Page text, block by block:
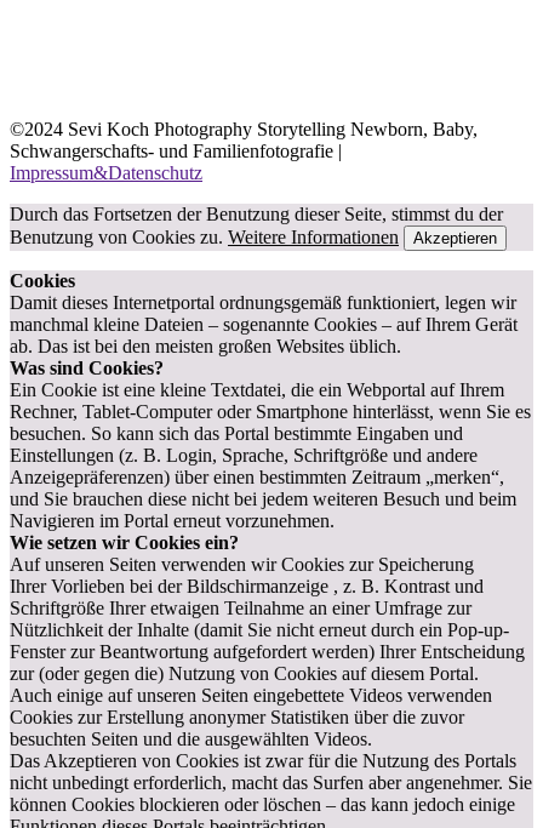
©2024 Sevi Koch Photography Storytelling Newborn, Baby,
Schwangerschafts- und Familienfotografie |
Impressum&Datenschutz
Durch das Fortsetzen der Benutzung dieser Seite, stimmst du der
Benutzung von Cookies zu. Weitere Informationen Akzeptieren
Cookies
Damit dieses Internetportal ordnungsgemäß funktioniert, legen wir
manchmal kleine Dateien – sogenannte Cookies – auf Ihrem Gerät
ab. Das ist bei den meisten großen Websites üblich.
Was sind Cookies?
Ein Cookie ist eine kleine Textdatei, die ein Webportal auf Ihrem
Rechner, Tablet-Computer oder Smartphone hinterlässt, wenn Sie es
besuchen. So kann sich das Portal bestimmte Eingaben und
Einstellungen (z. B. Login, Sprache, Schriftgröße und andere
Anzeigepräferenzen) über einen bestimmten Zeitraum „merken“,
und Sie brauchen diese nicht bei jedem weiteren Besuch und beim
Navigieren im Portal erneut vorzunehmen.
Wie setzen wir Cookies ein?
Auf unseren Seiten verwenden wir Cookies zur Speicherung
Ihrer Vorlieben bei der Bildschirmanzeige , z. B. Kontrast und
Schriftgröße Ihrer etwaigen Teilnahme an einer Umfrage zur
Nützlichkeit der Inhalte (damit Sie nicht erneut durch ein Pop-up-
Fenster zur Beantwortung aufgefordert werden) Ihrer Entscheidung
zur (oder gegen die) Nutzung von Cookies auf diesem Portal.
Auch einige auf unseren Seiten eingebettete Videos verwenden
Cookies zur Erstellung anonymer Statistiken über die zuvor
besuchten Seiten und die ausgewählten Videos.
Das Akzeptieren von Cookies ist zwar für die Nutzung des Portals
nicht unbedingt erforderlich, macht das Surfen aber angenehmer. Sie
können Cookies blockieren oder löschen – das kann jedoch einige